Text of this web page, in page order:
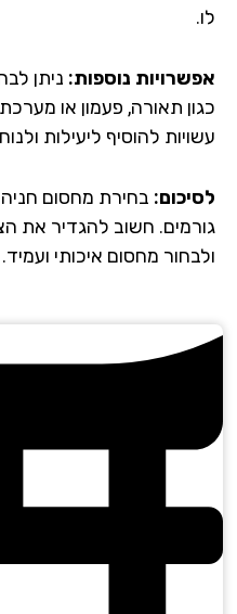
נוספות:ניתן לבחור
תאורה, פעמון או מערכת
להוסיף ליעילות
בחירת מחסום חניה
חשוב להגדיר את
מחסום איכותי ועמיד.